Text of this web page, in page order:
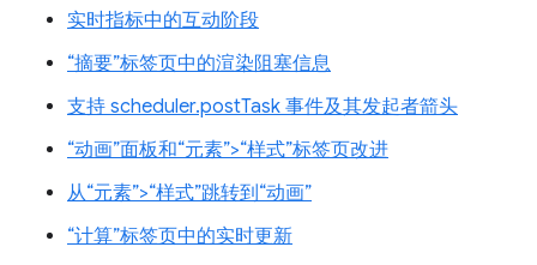
实时指标中的互动阶段
“摘要”标签页中的渲染阻塞信息
支持 scheduler.postTask 事件及其发起者箭头
“动画”面板和“元素”>“样式”标签页改进
从“元素”>“样式”跳转到“动画”
“计算”标签页中的实时更新